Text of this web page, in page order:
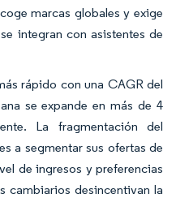
marcas globales y exige
integran con asistentes de
rápido con una CAGR del
se expande en más de 4
La fragmentación del
a segmentar sus ofertas de
de ingresos y preferencias
cambiarios desincentivan la